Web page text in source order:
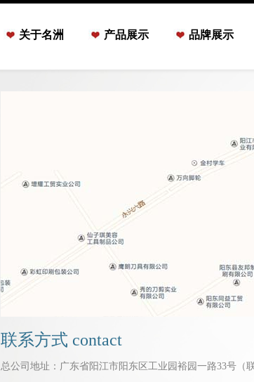
关于名洲 产品展示 品牌展示
联系方式 contact
总公司地址：广东省阳江市阳东区工业园裕园一路33号（